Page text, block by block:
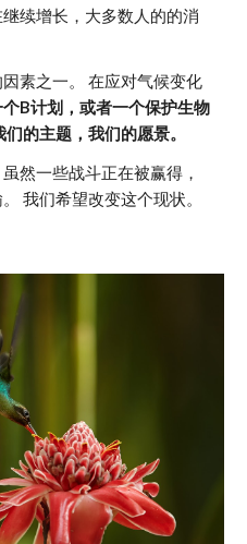
续增长，大多数人的的消
素之一。 在应对气候变化
B计划，或者一个保护生物
的主题，我们的愿景。
然一些战斗正在被赢得，
我们希望改变这个现状。